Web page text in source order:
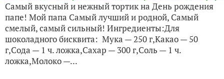
Самый вкусный и нежный тортик на День рождения
папе! Мой папа Самый лучший и родной, Самый
смелый, самый сильный! Ингредиенты:Для
шоколадного бисквита: Мука — 250 г,Какао — 50
г,Сода — 1 ч. ложка,Сахар — 300 г,Соль — 1 ч.
ложка,Молоко —...